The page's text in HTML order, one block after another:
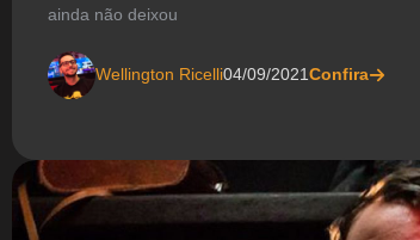
ainda não deixou
Wellington Ricelli04/09/2021Confira